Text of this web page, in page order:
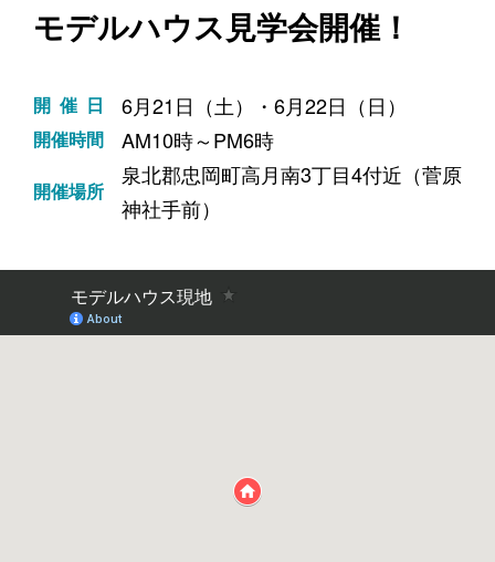
モデルハウス見学会開催！
開催日 6月21日（土）・6月22日（日）
開催時間 AM10時～PM6時
開催場所
泉北郡忠岡町高月南3丁目4付近（菅原
神社手前）